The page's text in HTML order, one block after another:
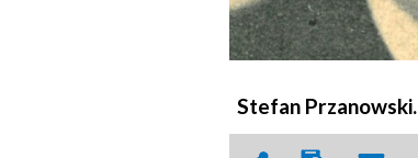
Stefan Przanowski.